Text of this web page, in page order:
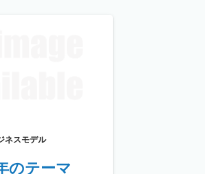
ネスモデル
のテーマ